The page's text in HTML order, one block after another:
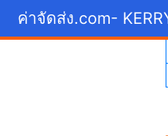
ค่าจัดส่ง.com-